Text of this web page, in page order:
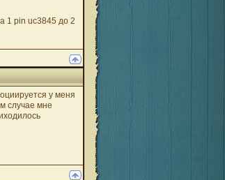
1 pin uc3845 до 2
у меня
случае мне